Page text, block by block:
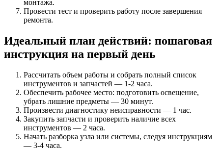
монтажа.
Провести тест и проверить работу после завершения
ремонта.
Идеальный план действий: пошаговая
инструкция на первый день
Рассчитать объем работы и собрать полный список
инструментов и запчастей — 1-2 часа.
Обеспечить рабочее место: подготовить освещение,
убрать лишние предметы — 30 минут.
Произвести диагностику неисправности — 1 час.
Закупить запчасти и проверить наличие всех
инструментов — 2 часа.
Начать разборка узла или системы, следуя инструкциям
— 3-4 часа.